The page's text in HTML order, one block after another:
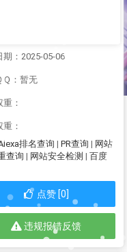
期：2025-05-06
Ｑ：暂无
：
：
排名查询 | PR查询 | 网站
查询 | 网站安全检测 | 百度
点赞 [0]
违规报错反馈